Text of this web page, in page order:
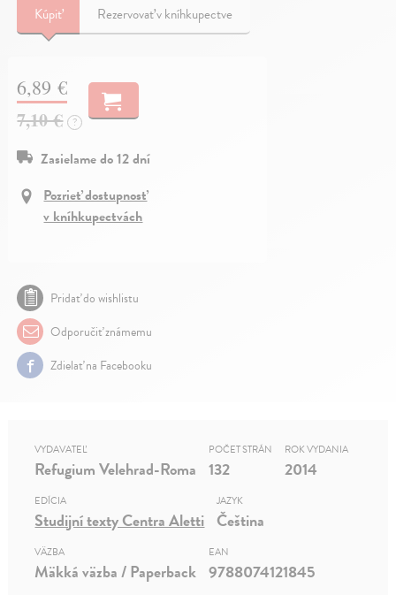
Kúpiť Rezervovať v kníhkupectve
6,89 €
7,10 € ?
Zasielame do 12 dní
Pozrieť dostupnosť
v kníhkupectvách
Pridať do wishlistu
Odporučiť známemu
Zdielať na Facebooku
VYDAVATEĽ
Refugium Velehrad-Roma
POČET STRÁN
132
ROK VYDANIA
2014
EDÍCIA
Studijní texty Centra Aletti
JAZYK
Čeština
VÄZBA
Mäkká väzba / Paperback
EAN
9788074121845